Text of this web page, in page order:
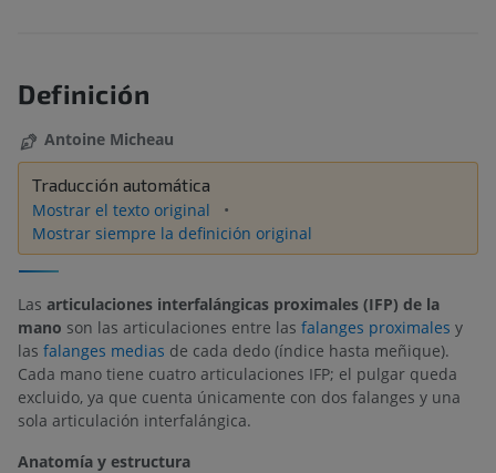
Definición
Antoine Micheau
Traducción automática
Mostrar el texto original
Mostrar siempre la definición original
Las articulaciones interfalángicas proximales (IFP) de la
mano son las articulaciones entre las falanges proximales y
las falanges medias de cada dedo (índice hasta meñique).
Cada mano tiene cuatro articulaciones IFP; el pulgar queda
excluido, ya que cuenta únicamente con dos falanges y una
sola articulación interfalángica.
Anatomía y estructura